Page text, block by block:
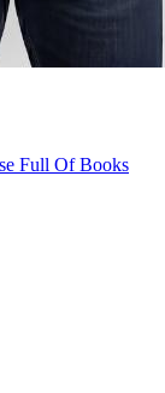
Full Of Books